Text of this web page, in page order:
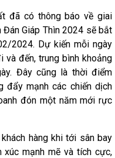
đã có thông báo về giai
Giáp Thìn 2024 sẽ bắt
2024. Dự kiến mỗi ngày
và đến, trung bình khoảng
Đây cũng là thời điểm
đẩy mạnh các chiến dịch
đón một năm mới rực
hàng khi tới sân bay
mạnh mẽ và tích cực,